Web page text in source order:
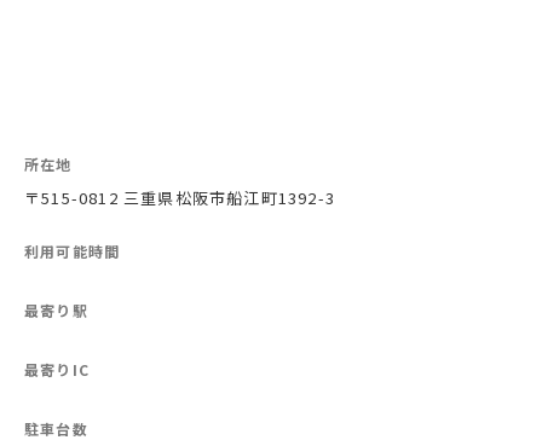
所在地
〒515-0812 三重県松阪市船江町1392-3
利用可能時間
最寄り駅
最寄りIC
駐車台数